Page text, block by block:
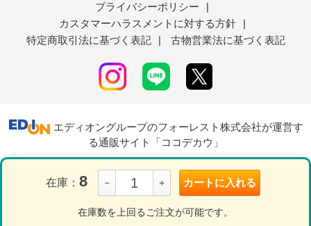
在庫： 8 － ＋ カートに入れる
在庫数を上回るご注文が可能です。
プライバシーポリシー
|
カスタマーハラスメントに対する方針
|
特定商取引法に基づく表記
| 古物営業法に基づく表記
エディオングループのフォーレスト株式会社が運営す
る通販サイト「ココデカウ」
表示モード ＰＣ スマートフォン
© Forest Corporation....